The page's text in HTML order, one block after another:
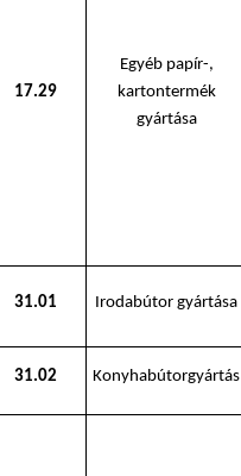
17.29
Egyéb papír-,
kartontermék
gyártása
31.01 Irodabútor gyártása
31.02 Konyhabútorgyártás